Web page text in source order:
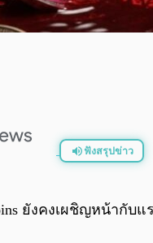
ฟังสรุปข่าว
ยังคงเผชิญหน้ากับ